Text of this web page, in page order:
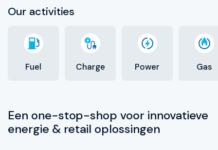
Our activities
Fuel Charge Power Gas
Een one-stop-shop voor innovatieve
energie & retail oplossingen